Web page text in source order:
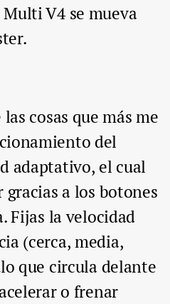
V4 se mueva
las cosas que más me
del
adaptativo, el cual
gracias a los botones
Fijas la velocidad
(cerca, media,
que circula delante
o frenar